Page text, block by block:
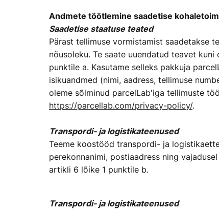
Andmete töötlemine saadetise
Saadetise staatuse teated
Pärast tellimuse vormistamist saadetakse
nõusoleku. Te saate uuendatud teavet
punktile a. Kasutame selleks pakkuja
isikuandmed (nimi, aadress, tellimuse
oleme sõlminud parcelLab'iga tellimuste
https://parcellab.com/privacy-policy/.
Transpordi- ja logistikateenused
Teeme koostööd transpordi- ja
perekonnanimi, postiaadress ning
artikli 6 lõike 1 punktile b.
Transpordi- ja logistikateenused